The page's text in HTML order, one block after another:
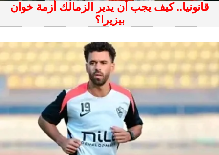
قانونيا.. كيف يجب أن يدير الزمالك أزمة خوان
بيزيرا؟